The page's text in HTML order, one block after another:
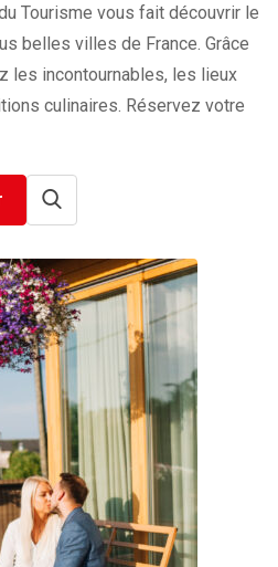
Tourisme vous fait découvrir le
belles villes de France. Grâce
les incontournables, les lieux
culinaires. Réservez votre